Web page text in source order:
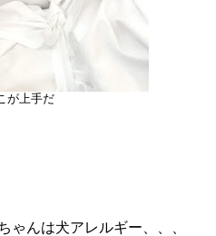
が上手だ
ゃんは犬アレルギー、、、